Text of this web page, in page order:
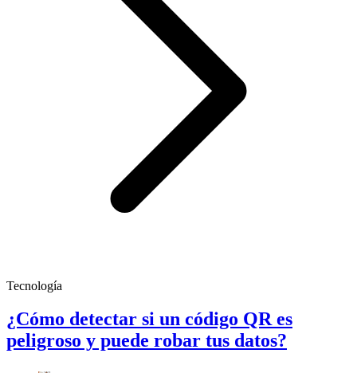
Tecnología
¿Cómo detectar si un código QR es
peligroso y puede robar tus datos?